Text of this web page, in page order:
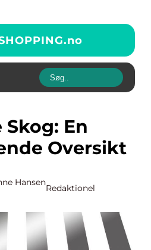
no
Oversikt
Hansen
Redaktionel